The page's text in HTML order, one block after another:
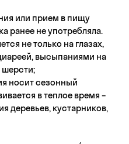
или прием в пищу
ранее не употребляла.
не только на глазах,
высыпаниями на
носит сезонный
в теплое время –
деревьев, кустарников,